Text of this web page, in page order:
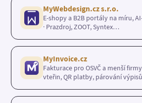
MyWebdesign.cz s.r.o.
E-shopy a B2B portály na míru,
· Prazdroj, ZOOT, Syntex…
MyInvoice.cz
Fakturace pro OSVČ a menší
vteřin, QR platby, párování výpisů